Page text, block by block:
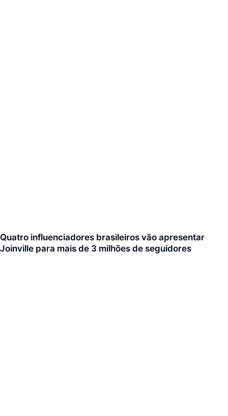
Quatro influenciadores brasileiros vão apresentar
Joinville para mais de 3 milhões de seguidores